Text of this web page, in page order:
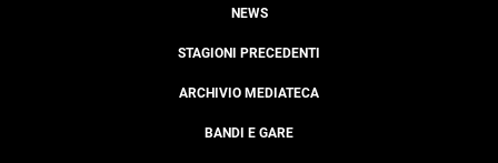
NEWS
STAGIONI PRECEDENTI
ARCHIVIO MEDIATECA
BANDI E GARE